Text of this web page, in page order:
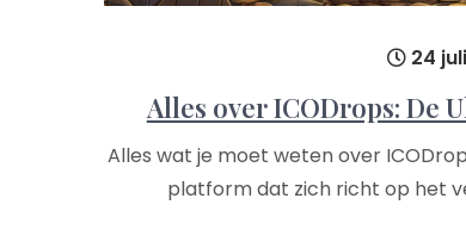
24
Alles over ICODrops: De
Alles wat je moet weten over
platform dat zich richt op het